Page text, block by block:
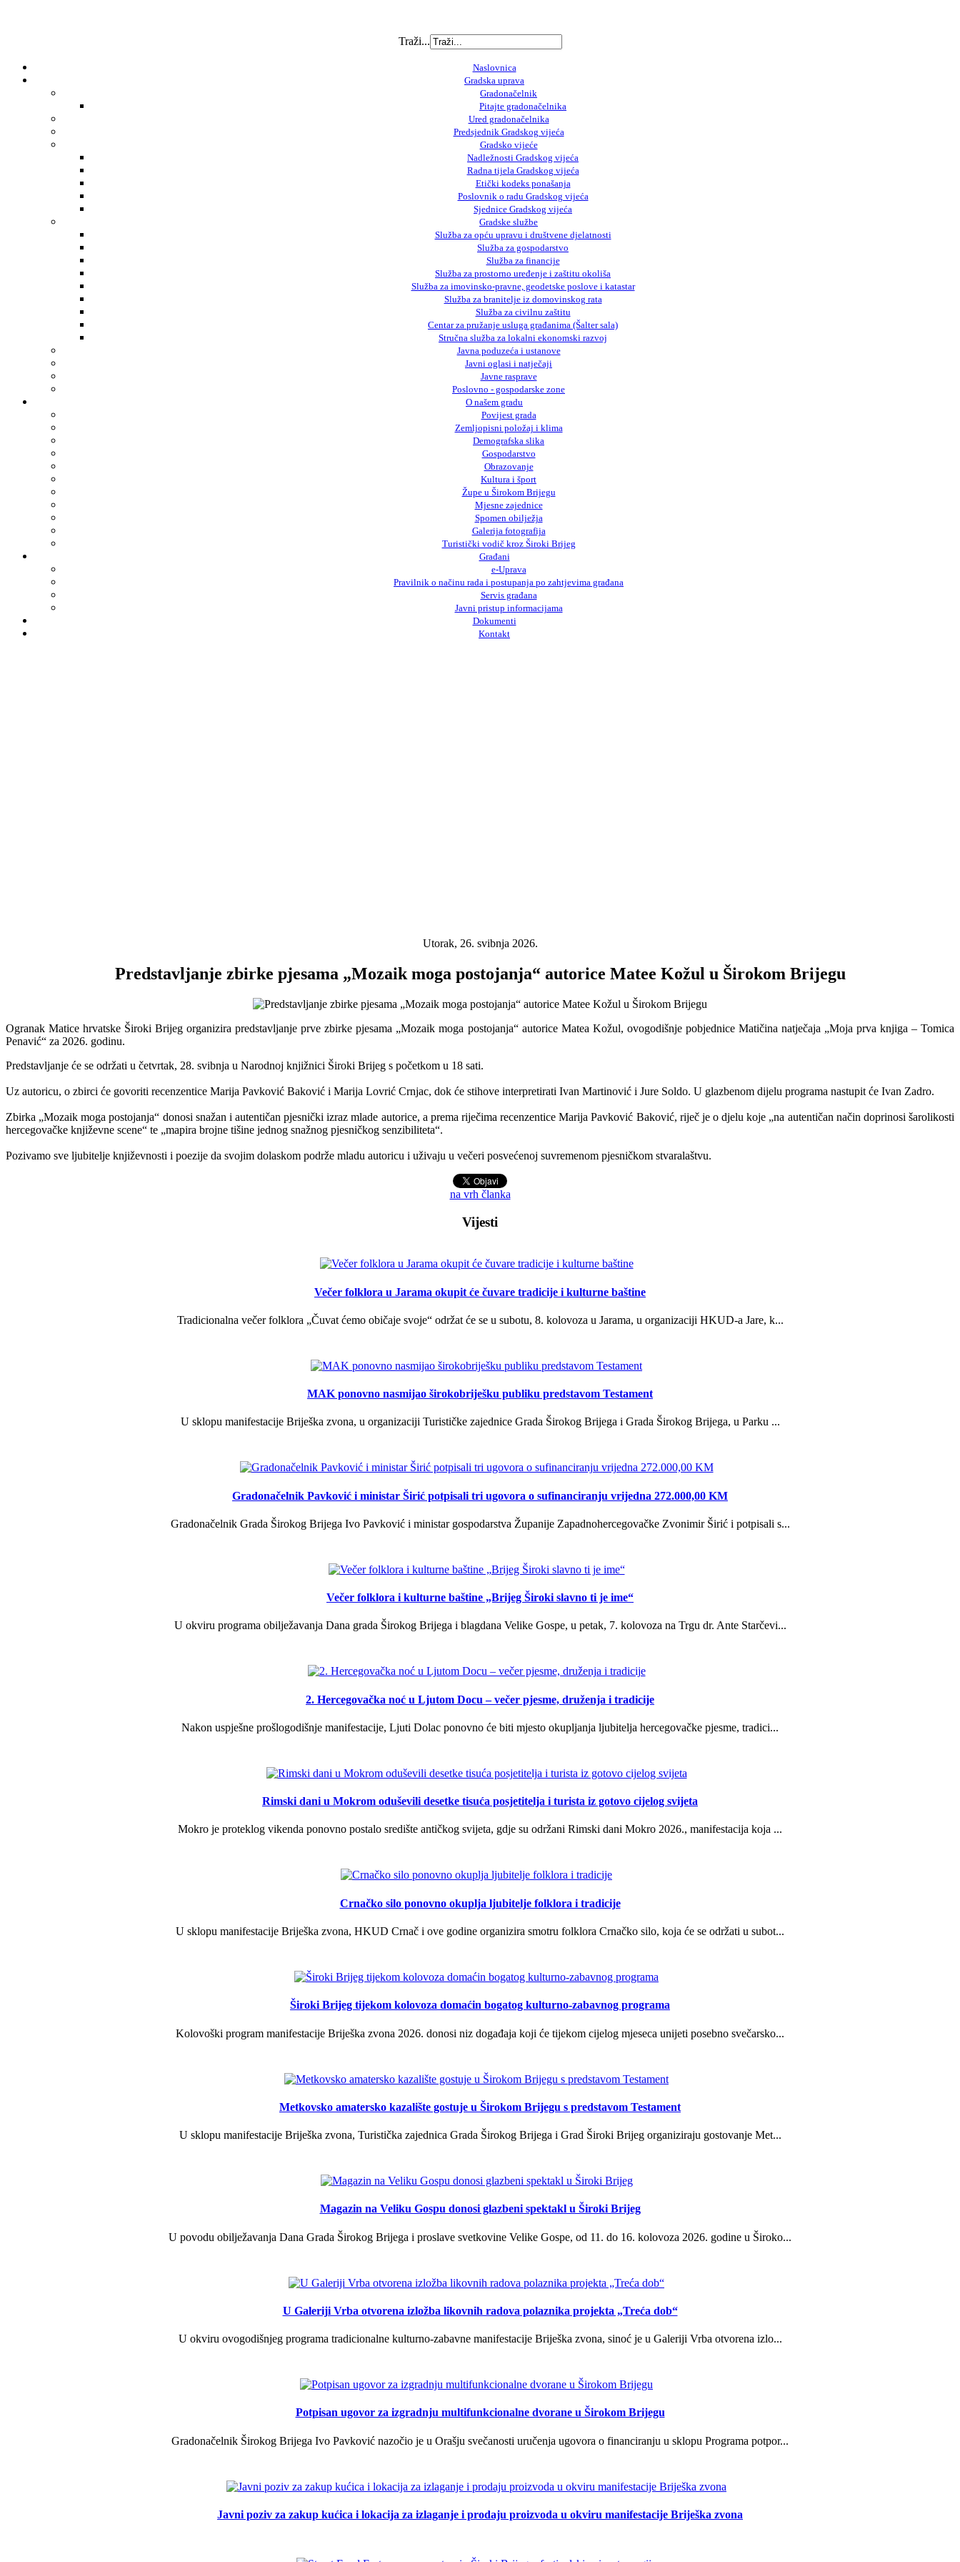
Traži...
Naslovnica
Gradska uprava
Gradonačelnik
Pitajte gradonačelnika
Ured gradonačelnika
Predsjednik Gradskog vijeća
Gradsko vijeće
Nadležnosti Gradskog vijeća
Radna tijela Gradskog vijeća
Etički kodeks ponašanja
Poslovnik o radu Gradskog vijeća
Sjednice Gradskog vijeća
Gradske službe
Služba za opću upravu i društvene djelatnosti
Služba za gospodarstvo
Služba za financije
Služba za prostorno uređenje i zaštitu okoliša
Služba za imovinsko-pravne, geodetske poslove i katastar
Služba za branitelje iz domovinskog rata
Služba za civilnu zaštitu
Centar za pružanje usluga građanima (Šalter sala)
Stručna služba za lokalni ekonomski razvoj
Javna poduzeća i ustanove
Javni oglasi i natječaji
Javne rasprave
Poslovno - gospodarske zone
O našem gradu
Povijest grada
Zemljopisni položaj i klima
Demografska slika
Gospodarstvo
Obrazovanje
Kultura i šport
Župe u Širokom Brijegu
Mjesne zajednice
Spomen obilježja
Galerija fotografija
Turistički vodič kroz Široki Brijeg
Građani
e-Uprava
Pravilnik o načinu rada i postupanja po zahtjevima građana
Servis građana
Javni pristup informacijama
Dokumenti
Kontakt
Utorak, 26. svibnja 2026.
Predstavljanje zbirke pjesama „Mozaik moga postojanja“ autorice Matee Kožul u Širokom Brijegu
Ogranak Matice hrvatske Široki Brijeg organizira predstavljanje prve zbirke pjesama „Mozaik moga postojanja“ autorice Matea Kožul, ovogodišnje pobjednice Matičina natječaja „Moja prva knjiga – Tomica
Penavić“ za 2026. godinu.
Predstavljanje će se održati u četvrtak, 28. svibnja u Narodnoj knjižnici Široki Brijeg s početkom u 18 sati.
Uz autoricu, o zbirci će govoriti recenzentice Marija Pavković Baković i Marija Lovrić Crnjac, dok će stihove interpretirati Ivan Martinović i Jure Soldo. U glazbenom dijelu programa nastupit će Ivan Zadro.
Zbirka „Mozaik moga postojanja“ donosi snažan i autentičan pjesnički izraz mlade autorice, a prema riječima recenzentice Marija Pavković Baković, riječ je o djelu koje „na autentičan način doprinosi šarolikosti
hercegovačke književne scene“ te „mapira brojne tišine jednog snažnog pjesničkog senzibiliteta“.
Pozivamo sve ljubitelje književnosti i poezije da svojim dolaskom podrže mladu autoricu i uživaju u večeri posvećenoj suvremenom pjesničkom stvaralaštvu.
na vrh članka
Vijesti
Večer folklora u Jarama okupit će čuvare tradicije i kulturne baštine
Tradicionalna večer folklora „Čuvat ćemo običaje svoje“ održat će se u subotu, 8. kolovoza u Jarama, u organizaciji HKUD-a Jare, k...
MAK ponovno nasmijao širokobriješku publiku predstavom Testament
U sklopu manifestacije Briješka zvona, u organizaciji Turističke zajednice Grada Širokog Brijega i Grada Širokog Brijega, u Parku ...
Gradonačelnik Pavković i ministar Širić potpisali tri ugovora o sufinanciranju vrijedna 272.000,00 KM
Gradonačelnik Grada Širokog Brijega Ivo Pavković i ministar gospodarstva Županije Zapadnohercegovačke Zvonimir Širić i potpisali s...
Večer folklora i kulturne baštine „Brijeg Široki slavno ti je ime“
U okviru programa obilježavanja Dana grada Širokog Brijega i blagdana Velike Gospe, u petak, 7. kolovoza na Trgu dr. Ante Starčevi...
2. Hercegovačka noć u Ljutom Docu – večer pjesme, druženja i tradicije
Nakon uspješne prošlogodišnje manifestacije, Ljuti Dolac ponovno će biti mjesto okupljanja ljubitelja hercegovačke pjesme, tradici...
Rimski dani u Mokrom oduševili desetke tisuća posjetitelja i turista iz gotovo cijelog svijeta
Mokro je proteklog vikenda ponovno postalo središte antičkog svijeta, gdje su održani Rimski dani Mokro 2026., manifestacija koja ...
Crnačko silo ponovno okuplja ljubitelje folklora i tradicije
U sklopu manifestacije Briješka zvona, HKUD Crnač i ove godine organizira smotru folklora Crnačko silo, koja će se održati u subot...
Široki Brijeg tijekom kolovoza domaćin bogatog kulturno-zabavnog programa
Kolovoški program manifestacije Briješka zvona 2026. donosi niz događaja koji će tijekom cijelog mjeseca unijeti posebno svečarsko...
Metkovsko amatersko kazalište gostuje u Širokom Brijegu s predstavom Testament
U sklopu manifestacije Briješka zvona, Turistička zajednica Grada Širokog Brijega i Grad Široki Brijeg organiziraju gostovanje Met...
Magazin na Veliku Gospu donosi glazbeni spektakl u Široki Brijeg
U povodu obilježavanja Dana Grada Širokog Brijega i proslave svetkovine Velike Gospe, od 11. do 16. kolovoza 2026. godine u Široko...
U Galeriji Vrba otvorena izložba likovnih radova polaznika projekta „Treća dob“
U okviru ovogodišnjeg programa tradicionalne kulturno-zabavne manifestacije Briješka zvona, sinoć je u Galeriji Vrba otvorena izlo...
Potpisan ugovor za izgradnju multifunkcionalne dvorane u Širokom Brijegu
Gradonačelnik Širokog Brijega Ivo Pavković nazočio je u Orašju svečanosti uručenja ugovora o financiranju u sklopu Programa potpor...
Javni poziv za zakup kućica i lokacija za izlaganje i prodaju proizvoda u okviru manifestacije Briješka zvona